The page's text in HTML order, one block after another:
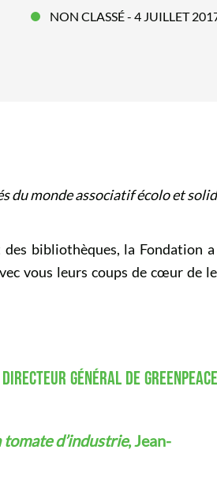
NON CLASSÉ- 4 JUILLET
du monde associatif écolo et
bibliothèques, la Fondation a
vous leurs coups de cœur de
GÉNÉRAL DE GREENPEACE
tomate d’industrie, Jean-